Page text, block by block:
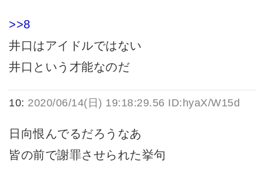
>>8
井口はアイドルではない
井口という才能なのだ
10: 2020/06/14(日) 19:18:29.56 ID:hyaX/W15d
日向恨んでるだろうなあ
皆の前で謝罪させられた挙句